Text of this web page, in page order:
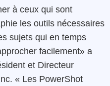
à ceux qui sont
les outils nécessaires
sujets qui en temps
facilement» a
et Directeur
« Les PowerShot